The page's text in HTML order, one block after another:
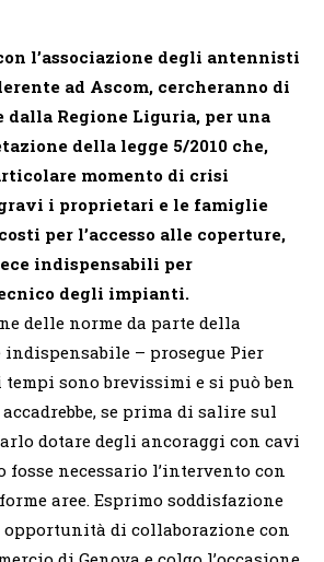
l’associazione degli antennisti
ad Ascom, cercheranno di
dalla Regione Liguria, per una
della legge 5/2010 che,
momento di crisi
i proprietari e le famiglie
per l’accesso alle coperture,
indispensabili per
degli impianti.
delle norme da parte della
indispensabile – prosegue Pier
tempi sono brevissimi e si può ben
se prima di salire sul
dotare degli ancoraggi con cavi
fosse necessario l’intervento con
aree. Esprimo soddisfazione
opportunità di collaborazione con